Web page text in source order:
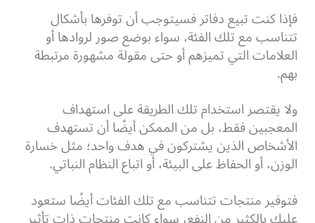
فإذا كنت تبيع دفاتر فسيتوجب أن توفرها بأشكال
تتناسب مع تلك الفئة، سواء بوضع صور لروادها أو
العلامات التي تميزهم أو حتى مقولة مشهورة مرتبطة
بهم.
ولا يقتصر استخدام تلك الطريقة على استهداف
المعجبين فقط، بل من الممكن أيضًا أن تستهدف
الأشخاص الذين يشتركون في هدف واحد؛ مثل خسارة
الوزن، أو الحفاظ على البيئة، أو اتباع النظام النباتي.
فتوفير منتجات تتناسب مع تلك الفئات أيضًا ستعود